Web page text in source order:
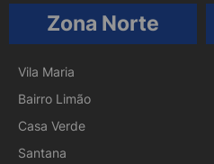
Zona Norte
Vila Maria
Bairro Limão
Casa Verde
Santana